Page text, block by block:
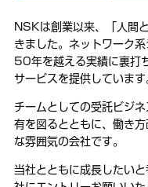
NSKは創業以来、「人間
きました。ネットワーク
50年を越える実績に裏打
サービスを提供しています
チームとしての受託ビジ
有を図るとともに、働き
な雰囲気の会社です。
当社とともに成長したい